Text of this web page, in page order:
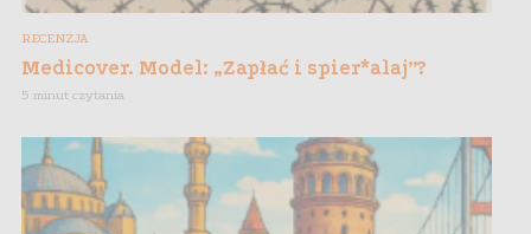
RECENZJA
Medicover. Model: „Zapłać i spier*alaj”?
5 minut czytania